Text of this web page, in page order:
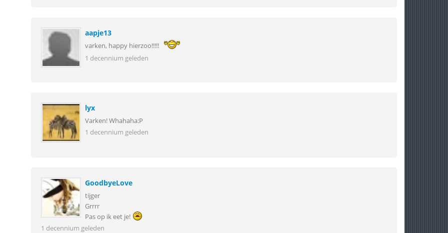
aapje13
varken, happy hierzoo!!!!!
1 decennium geleden
lyx
Varken! Whahaha:P
1 decennium geleden
GoodbyeLove
tijger
Grrrr
Pas op ik eet je!
1 decennium geleden